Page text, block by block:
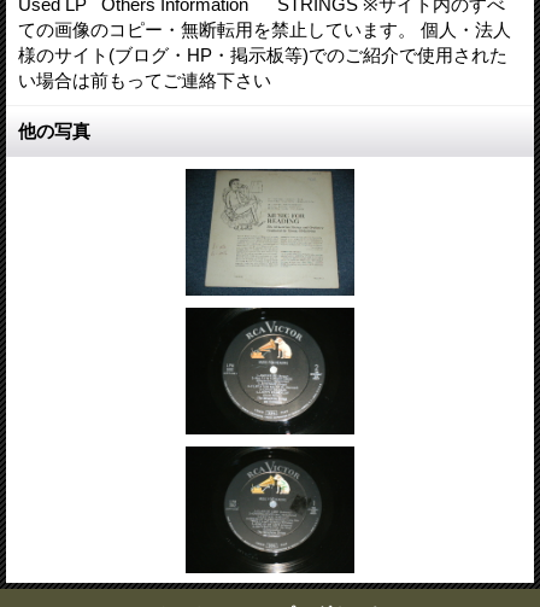
ての画像のコピー・無断転用を禁止しています。 個人・法人
様のサイト(ブログ・HP・掲示板等)でのご紹介で使用された
い場合は前もってご連絡下さい
他の写真